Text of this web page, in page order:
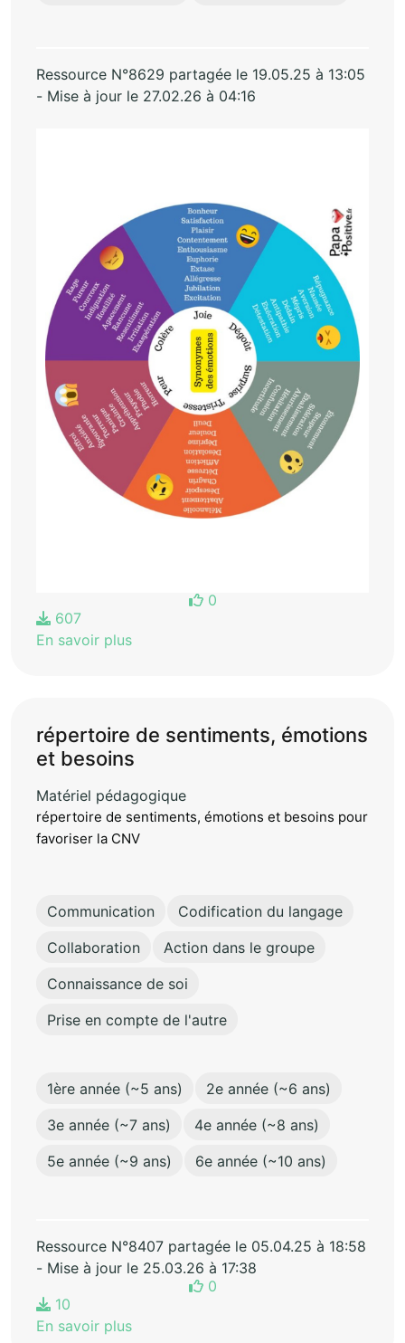
Ressource N°8629 partagée le 19.05.25 à 13:05
- Mise à jour le 27.02.26 à 04:16
0
607
En savoir plus
répertoire de sentiments, émotions
et besoins
Matériel pédagogique
répertoire de sentiments, émotions et besoins pour
favoriser la CNV
Communication
Codification du langage
Collaboration
Action dans le groupe
Connaissance de soi
Prise en compte de l'autre
1ère année (~5 ans)
2e année (~6 ans)
3e année (~7 ans)
4e année (~8 ans)
5e année (~9 ans)
6e année (~10 ans)
Ressource N°8407 partagée le 05.04.25 à 18:58
- Mise à jour le 25.03.26 à 17:38
0
10
En savoir plus